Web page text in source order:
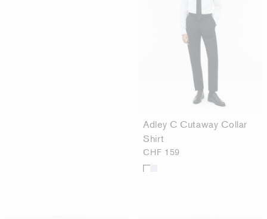
Adley C Cutaway Collar
Shirt
CHF 159